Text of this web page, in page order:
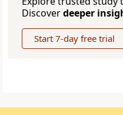
Discoverdeeper
Start 7-day free trial